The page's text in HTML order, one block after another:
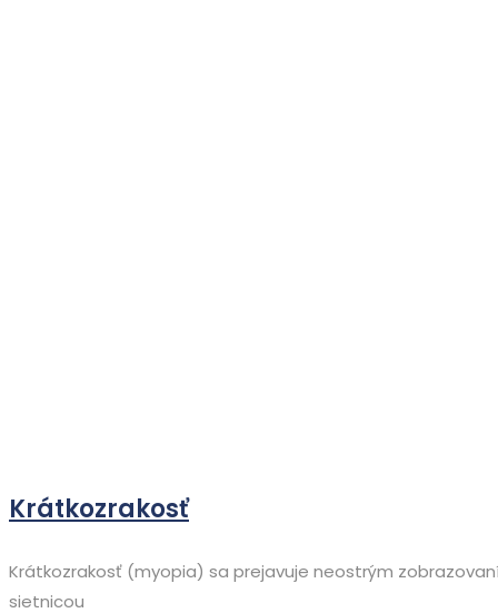
Krátkozrakosť
Krátkozrakosť (myopia) sa prejavuje neostrým
sietnicou